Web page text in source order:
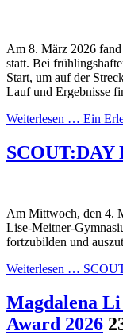
Am 8. März 2026
statt. Bei
Start, um auf der
Lauf und Ergebnisse
Weiterlesen … Ein
SCOUT:DAY
Am Mittwoch, den 4.
Lise-Meitner-
fortzubilden und
Weiterlesen …
Magdalena
Award 2026